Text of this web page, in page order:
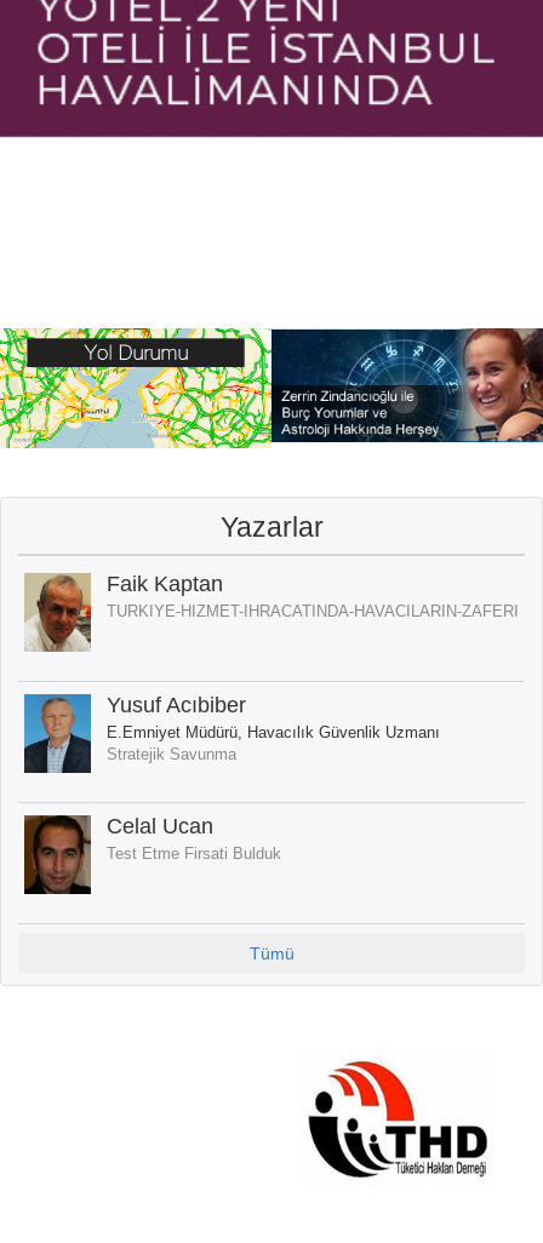
Yazarlar
Faik Kaptan
TURKIYE-HIZMET-IHRACATINDA-HAVACILARIN-ZAFERI
Yusuf Acıbiber
E.Emniyet Müdürü, Havacılık Güvenlik Uzmanı
Stratejik Savunma
Celal Ucan
Test Etme Firsati Bulduk
Tümü